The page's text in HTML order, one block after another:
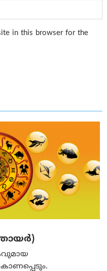
in this browser for the
ഞായര്‍)